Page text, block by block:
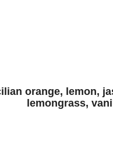
orange, lemon,
lemongrass,